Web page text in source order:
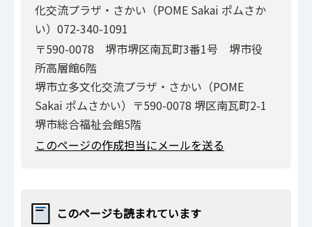
化交流プラザ・さかい（POME Sakai ポムさか
い）072-340-1091
〒590-0078 堺市堺区南瓦町3番1号 堺市役
所高層館6階
堺市立多文化交流プラザ・さかい（POME
Sakai ポムさかい）〒590-0078 堺区南瓦町2-1
堺市総合福祉会館5階
このページの作成担当にメールを送る
このページも読まれています